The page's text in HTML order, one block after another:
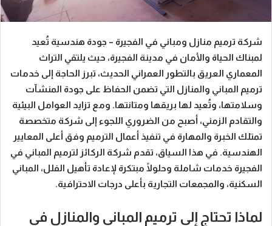
شركة ترميم منازل ومباني في الفجيرة – جودة هندسية تُعيد
لمبناك الحياة والأمان في مدينة الفجيرة، حيث يلتقي التراث
المعماري العريق بالتطور العمراني الحديث، تبرز الحاجة إلى خدمات
ترميم المباني والمنازل التي تضمن الحفاظ على جودة المنشآت
وسلامتها، وتُعيد لها بريقها ومتانتها. ومع تزايد العوامل البيئية
والتقادم الزمني، أصبح من الضروري اللجوء إلى شركة متخصصة
تمتلك الخبرة والمهارة في تنفيذ أعمال الترميم وفق أعلى المعايير
الهندسية. في هذا السياق، تقدم شركة الركائز لترميم المباني في
الفجيرة خدمات شاملة وحلولًا مبتكرة لإعادة تأهيل الفلل، المباني
السكنية، والمجمعات التجارية بأعلى درجات الاحترافية.
لماذا تحتاج إلى ترميم المباني والمنازل في